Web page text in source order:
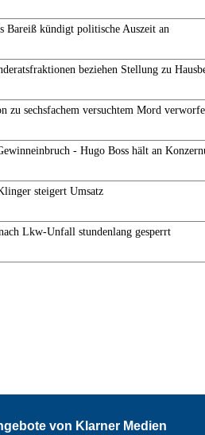
Bareiß kündigt politische Auszeit an
beziehen Stellung zu
zu sechsfachem versuchtem Mord
- Hugo Boss hält an
steigert Umsatz
Lkw-Unfall stundenlang gesperrt
von Klarner Medien